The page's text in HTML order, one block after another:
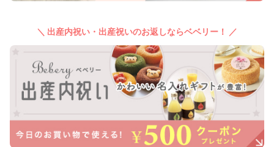
＼ 出産内祝い・出産祝いのお返しならベベリー！ ／